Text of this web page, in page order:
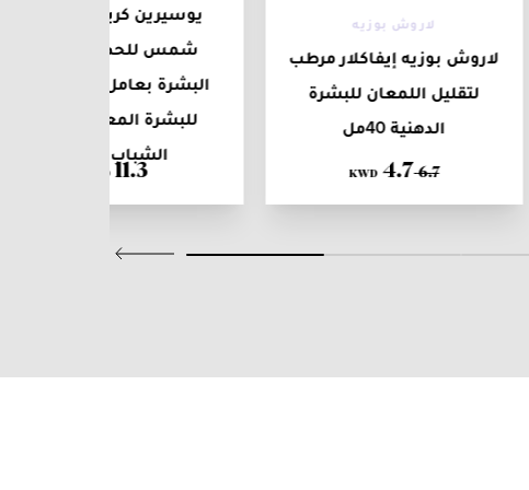
لاروش بوزيه
لاروش بوزيه إيفاكلار مرطب
لتقليل اللمعان للبشرة
الدهنية 40مل
KWD 4.7 6.7
يوسيرين كريم جل واقي
شمس للحد من دهون
للبشرة المعرضة لحب
الشباب 50مل
11.3